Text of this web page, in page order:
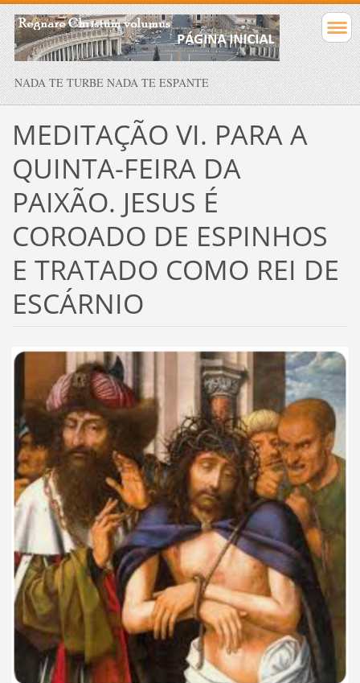
NADA TE TURBE NADA TE ESPANTE
MEDITAÇÃO VI. PARA A
QUINTA-FEIRA DA
PAIXÃO. JESUS É
COROADO DE ESPINHOS
E TRATADO COMO REI DE
ESCÁRNIO